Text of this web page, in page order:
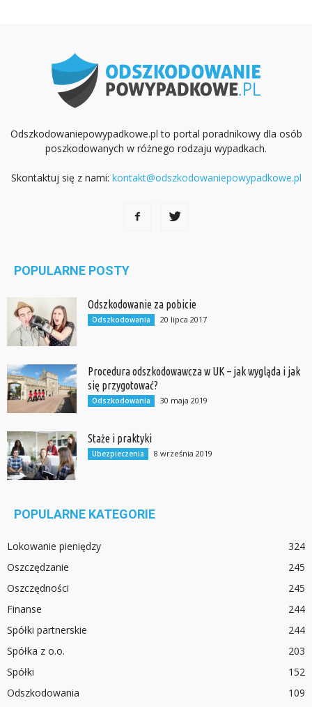
Odszkodowaniepowypadkowe.pl to portal poradnikowy dla osób
poszkodowanych w różnego rodzaju wypadkach.
Skontaktuj się z nami: kontakt@odszkodowaniepowypadkowe.pl
POPULARNE POSTY
Odszkodowanie za pobicie
Odszkodowania 20 lipca 2017
Procedura odszkodowawcza w UK – jak wygląda i jak
się przygotować?
Odszkodowania 30 maja 2019
Staże i praktyki
Ubezpieczenia 8 września 2019
POPULARNE KATEGORIE
Lokowanie pieniędzy
324
Oszczędzanie
245
Oszczędności
245
Finanse
244
Spółki partnerskie
244
Spółka z o.o.
203
Spółki
152
Odszkodowania
109